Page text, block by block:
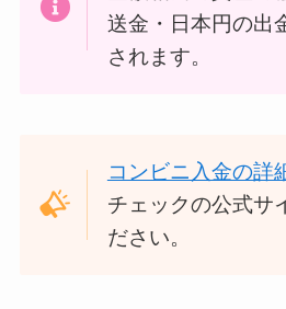
送金・日本円の出
されます。
コンビニ入金の詳
チェックの公式サ
ださい。